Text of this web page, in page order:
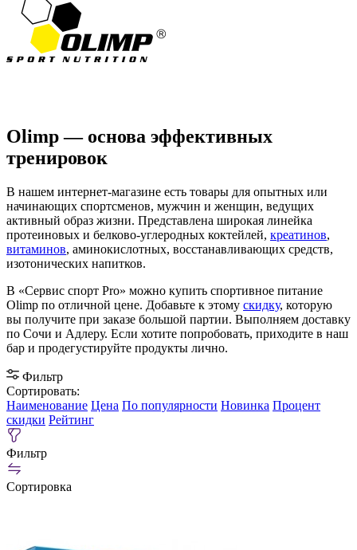
Olimp — основа эффективных
тренировок
В нашем интернет-магазине есть товары для опытных или
начинающих спортсменов, мужчин и женщин, ведущих
активный образ жизни. Представлена широкая линейка
протеиновых и белково-углеродных коктейлей, креатинов,
витаминов, аминокислотных, восстанавливающих средств,
изотонических напитков.
В «Сервис спорт Pro» можно купить спортивное питание
Olimp по отличной цене. Добавьте к этому скидку, которую
вы получите при заказе большой партии. Выполняем доставку
по Сочи и Адлеру. Если хотите попробовать, приходите в наш
бар и продегустируйте продукты лично.
Фильтр
Сортировать:
Наименование Цена По популярности Новинка Процент
скидки Рейтинг
Фильтр
Сортировка